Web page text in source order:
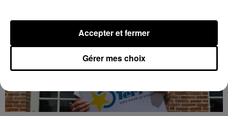
Gérer mes choix
Accepter et fermer